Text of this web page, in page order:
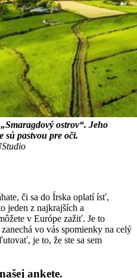
ostrov“. Jeho
sú pastvou pre oči.
či sa do Írska oplatí ísť,
jeden z najkrajších a
v Európe zažiť. Je to
vo vás spomienky na celý
je to, že ste sa sem
ankete.